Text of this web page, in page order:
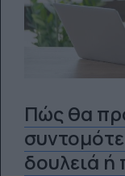
Πώς θα
δουλειά ή